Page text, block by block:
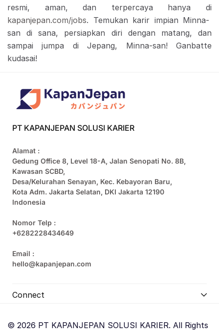
resmi, aman, dan terpercaya hanya di
kapanjepan.com/jobs. Temukan karir impian Minna-
san di sana, persiapkan diri dengan matang, dan
sampai jumpa di Jepang, Minna-san! Ganbatte
kudasai!
PT KAPANJEPAN SOLUSI KARIER
Alamat :
Gedung Office 8, Level 18-A, Jalan Senopati No. 8B,
Kawasan SCBD,
Desa/Kelurahan Senayan, Kec. Kebayoran Baru,
Kota Adm. Jakarta Selatan, DKI Jakarta 12190
Indonesia
Nomor Telp :
+6282228434649
Email :
hello@kapanjepan.com
Connect
© 2026 PT KAPANJEPAN SOLUSI KARIER. All Rights